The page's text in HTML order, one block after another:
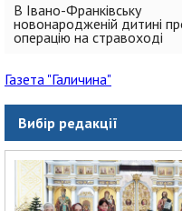
В Івано-Франківську
новонародженій дитині
операцію на стравоході
Газета "Галичина"
Вибір редакції